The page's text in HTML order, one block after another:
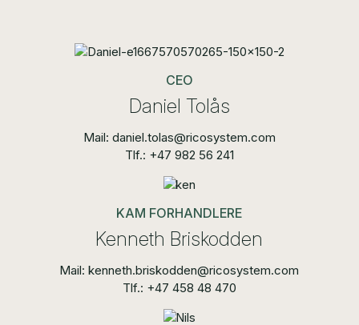
CEO
Daniel Tolås
Mail: daniel.tolas@ricosystem.com
Tlf.: +47 982 56 241
KAM FORHANDLERE
Kenneth Briskodden
Mail: kenneth.briskodden@ricosystem.com
Tlf.: +47 458 48 470